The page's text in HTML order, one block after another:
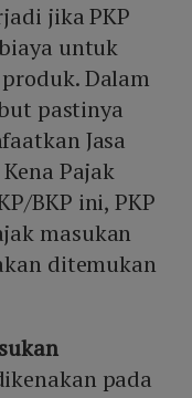
jika PKP
untuk
Dalam
pastinya
Jasa
Pajak
BKP ini, PKP
masukan
ditemukan
pada